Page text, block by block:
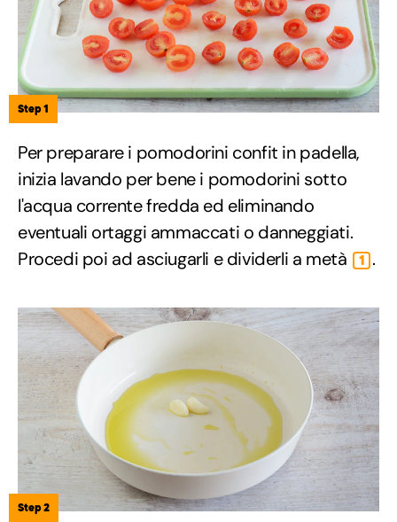
Step 1
Per preparare i pomodorini confit in padella,
inizia lavando per bene i pomodorini sotto
l'acqua corrente fredda ed eliminando
eventuali ortaggi ammaccati o danneggiati.
Procedi poi ad asciugarli e dividerli a metà
1 .
Step 2